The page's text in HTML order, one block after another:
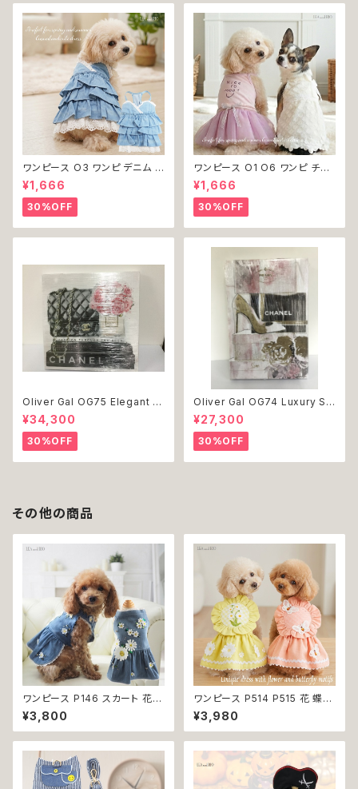
ワンピース O3 ワンピ デニム プ
リーツ レース 女の子 犬 犬服
小型 猫 服 洋服 ペット dog ド
ッグウェア おしゃれ かわいい 返
品交換不可
¥1,666
30%OFF
ワンピース O1 O6 ワンピ チュ
ール レース 花 フラワー 女の子
犬 犬服 小型 猫 服 洋服 ペット
dog ドッグウェア おしゃれ かわ
いい 返品交換不可
¥1,666
30%OFF
Oliver Gal OG75 Elegant E
ssentials Paris 絵 アート イ
ンテリア お祝い 贈り物 プレゼ
ント 結婚 新築 開店 周年 バー
スデイ 誕生日 ご褒美
¥34,300
30%OFF
Oliver Gal OG74 Luxury St
acked Shoes Rose Giftbo
x 絵 アート インテリア お祝い
贈り物 プレゼント 結婚 新築 開
店 周年 バースデイ 誕生日 ご褒
美
¥27,300
30%OFF
その他の商品
ワンピース P146 スカート 花
ジャンスカ ドッグウエア ドック
ウェア 犬 猫 犬の服 猫の服 do
g ペット 服 小型犬 かわいい お
返品交換不可
¥3,800
ワンピース P514 P515 花 蝶
ハンドメイド ピンク イエローグ
リーン レース ドッグウェア 春夏
ドッグウエア ドッグ ウェア 犬 猫
の洋服 猫の洋服 春 夏 洋服 女
の子 小型 おしゃれ かわいい 送
料無料 返品交換不可
¥3,980